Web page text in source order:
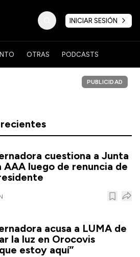
INICIAR SESIÓN
OTRAS PODCASTS
PUBLICIDAD
recientes
cuestiona a Junta
AAA luego de renuncia de
acusa a LUMA de
la luz en Orocovis
estoy aquí”